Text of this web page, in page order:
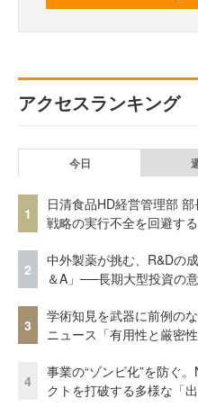
アクセスランキング
今日
1
日清食品HD経営管理部 部
戦略の実行不全を回避す
2
中外製薬が挑む、R&Dの
＆A」──長期大型投資の
3
学術知見を武器に前例の
ニュース「有用性と厳密
4
事業の“ゾンビ化”を防ぐ
クトを打破する多様な「出